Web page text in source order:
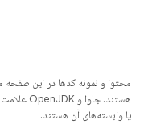
محتوا و نمونه کدها در این
یا وابسته‌های آن هستند.